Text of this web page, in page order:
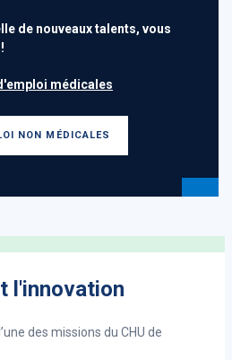
et s'entraident au nom des
public.
et une qualité de soin la plus
de nouveaux talents, vous
médicales
NON MÉDICALES
l'innovation
des missions du CHU de